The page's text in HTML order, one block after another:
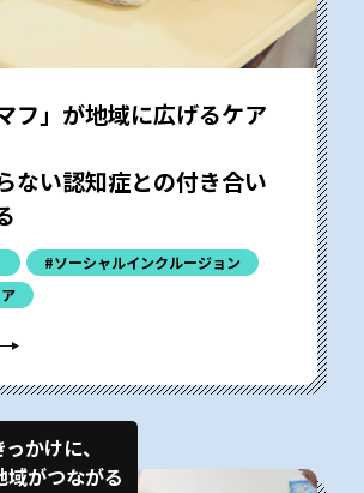
フ」が地域に広げるケア
ない認知症との付き合い
#ソーシャルインクルージョン
かけに、
域がつながる